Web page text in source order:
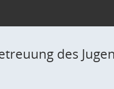
des